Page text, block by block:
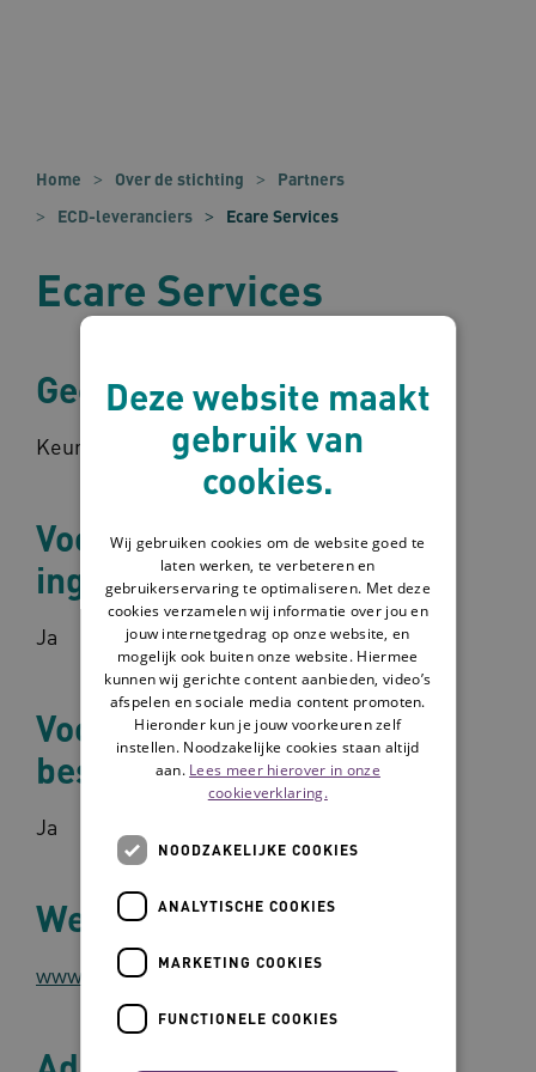
Home Over de stichting
Partners
ECD-leveranciers
Ecare Services
Ecare Services
Gecertificeerd?
Keurmerk ontvangen
Voorbeeldzorgplan
ingebouwd?
Ja
Voorbeeldzorgplan
beschikbaar?
Ja
Website
www.ecare.nl
Deze website maakt
gebruik van
cookies.
Wij gebruiken cookies om de website goed te
laten werken, te verbeteren en
gebruikerservaring te optimaliseren. Met deze
cookies verzamelen wij informatie over jou en
jouw internetgedrag op onze website, en
mogelijk ook buiten onze website. Hiermee
kunnen wij gerichte content aanbieden, video’s
afspelen en sociale media content promoten.
Hieronder kun je jouw voorkeuren zelf
instellen. Noodzakelijke cookies staan altijd
aan. Lees meer hierover in onze
cookieverklaring.
NOODZAKELIJKE COOKIES
ANALYTISCHE COOKIES
MARKETING COOKIES
FUNCTIONELE COOKIES